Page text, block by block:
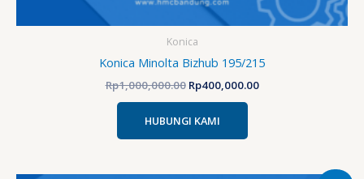
Konica
Konica Minolta Bizhub 195/215
Rp1,000,000.00 Rp400,000.00
HUBUNGI KAMI